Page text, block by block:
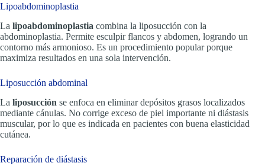
Lipoabdominoplastia
La lipoabdominoplastia combina la liposucción con la
abdominoplastia. Permite esculpir flancos y abdomen, logrando un
contorno más armonioso. Es un procedimiento popular porque
maximiza resultados en una sola intervención.
Liposucción abdominal
La liposucción se enfoca en eliminar depósitos grasos localizados
mediante cánulas. No corrige exceso de piel importante ni diástasis
muscular, por lo que es indicada en pacientes con buena elasticidad
cutánea.
Reparación de diástasis